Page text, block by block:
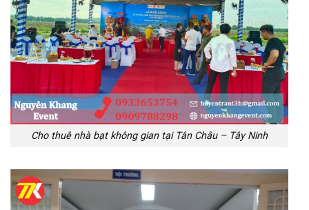
Cho thuê nhà bạt không gian tại Tân Châu – Tây Ninh